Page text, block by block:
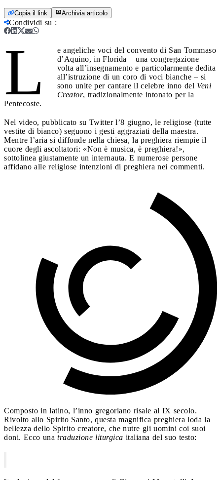
Copia il link Archivia articolo
Condividi su :
L
e angeliche voci del convento di San Tommaso
d’Aquino, in Florida – una congregazione
volta all’insegnamento e particolarmente dedita
all’istruzione di un coro di voci bianche – si
sono unite per cantare il celebre inno del Veni
Creator, tradizionalmente intonato per la
Pentecoste.
Nel video, pubblicato su Twitter l’8 giugno, le religiose (tutte
vestite di bianco) seguono i gesti aggraziati della maestra.
Mentre l’aria si diffonde nella chiesa, la preghiera riempie il
cuore degli ascoltatori: «Non è musica, è preghiera!»,
sottolinea giustamente un internauta. E numerose persone
affidano alle religiose intenzioni di preghiera nei commenti.
Composto in latino, l’inno gregoriano risale al IX secolo.
Rivolto allo Spirito Santo, questa magnifica preghiera loda la
bellezza dello Spirito creatore, che nutre gli uomini coi suoi
doni. Ecco una traduzione liturgica italiana del suo testo: